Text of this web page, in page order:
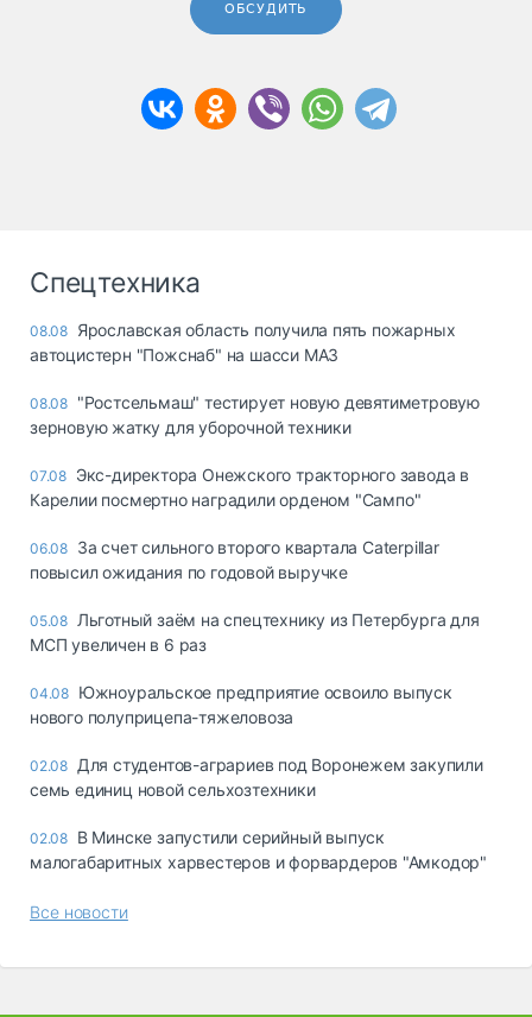
ОБСУДИТЬ
Спецтехника
08.08 Ярославская область получила пять пожарных
автоцистерн "Пожснаб" на шасси МАЗ
08.08 "Ростсельмаш" тестирует новую девятиметровую
зерновую жатку для уборочной техники
07.08 Экс-директора Онежского тракторного завода в
Карелии посмертно наградили орденом "Сампо"
06.08 За счет сильного второго квартала Caterpillar
повысил ожидания по годовой выручке
05.08 Льготный заём на спецтехнику из Петербурга для
МСП увеличен в 6 раз
04.08 Южноуральское предприятие освоило выпуск
нового полуприцепа-тяжеловоза
02.08 Для студентов-аграриев под Воронежем закупили
семь единиц новой сельхозтехники
02.08 В Минске запустили серийный выпуск
малогабаритных харвестеров и форвардеров "Амкодор"
Все новости